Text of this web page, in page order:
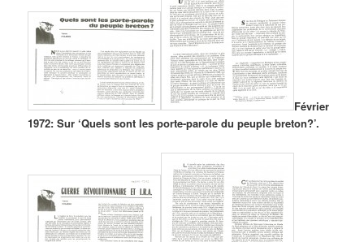
Février
1972: Sur ‘Quels sont les porte-parole du peuple breton?’.